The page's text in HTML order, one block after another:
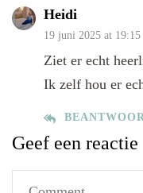
Heidi
19 juni 2025 at 19:15
Ziet er echt
Ik zelf hou er
Geef een reactie